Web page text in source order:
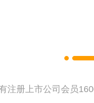
注册上市公司会员